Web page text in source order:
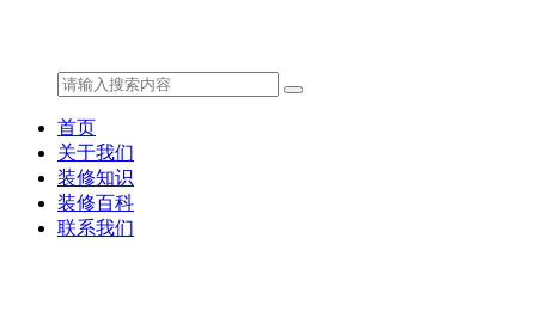
首页
关于我们
装修知识
装修百科
联系我们